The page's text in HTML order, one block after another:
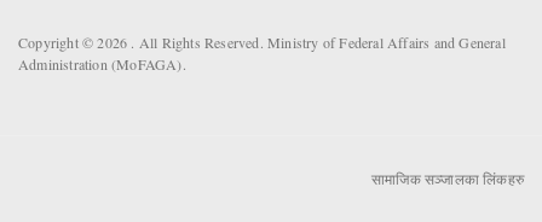
Copyright © 2026 . All Rights Reserved. Ministry of Federal Affairs and General
Administration (MoFAGA).
सामाजिक सञ्जालका लिंकहरु